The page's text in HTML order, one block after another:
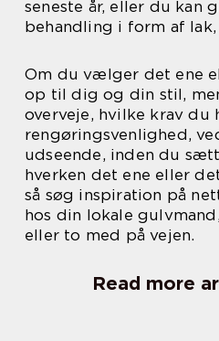
seneste år, eller du kan
behandling i form af
Om du vælger det ene
op til dig og din stil,
overveje, hvilke krav du
rengøringsvenlighed,
udseende, inden du
hverken det ene eller
så søg inspiration på
hos din lokale
eller to med på vejen.
Read more